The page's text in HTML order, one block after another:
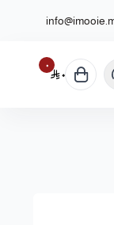
٠
٠